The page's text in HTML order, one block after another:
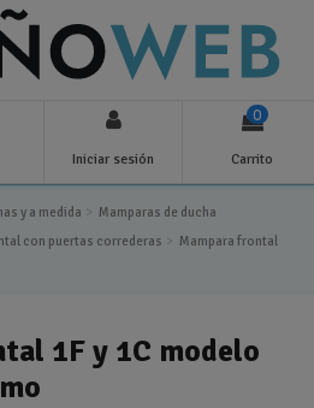
Iniciar sesión
0
Carrito
y a medida
Mamparas de ducha
con puertas correderas
Mampara frontal
1F y 1C modelo